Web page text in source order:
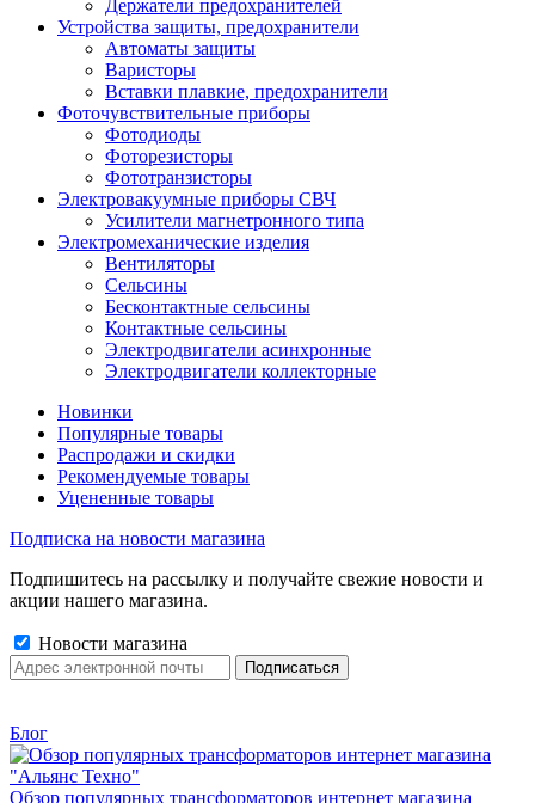
Держатели предохранителей
Устройства защиты, предохранители
Автоматы защиты
Варисторы
Вставки плавкие, предохранители
Фоточувствительные приборы
Фотодиоды
Фоторезисторы
Фототранзисторы
Электровакуумные приборы СВЧ
Усилители магнетронного типа
Электромеханические изделия
Вентиляторы
Сельсины
Бесконтактные сельсины
Контактные сельсины
Электродвигатели асинхронные
Электродвигатели коллекторные
Новинки
Популярные товары
Распродажи и скидки
Рекомендуемые товары
Уцененные товары
Подписка на новости магазина
Подпишитесь на рассылку и получайте свежие новости и
акции нашего магазина.
Новости магазина
Блог
Обзор популярных трансформаторов интернет магазина